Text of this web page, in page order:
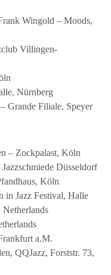
Wingold – Moods,
Villingen-
Nürnberg
Grande Filiale, Speyer
– Zockpalast, Köln
Düsseldorf
Köln
in Jazz Festival, Halle
a.M.
QQJazz, Forststr. 73,